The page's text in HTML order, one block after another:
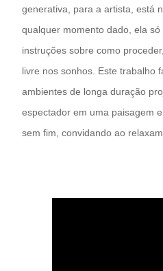
generativa, para a artista, está
qualquer momento dado, ela
instruções sobre como
livre nos sonhos. Este trabalho
ambientes de longa duração
espectador em uma paisagem
sem fim, convidando ao